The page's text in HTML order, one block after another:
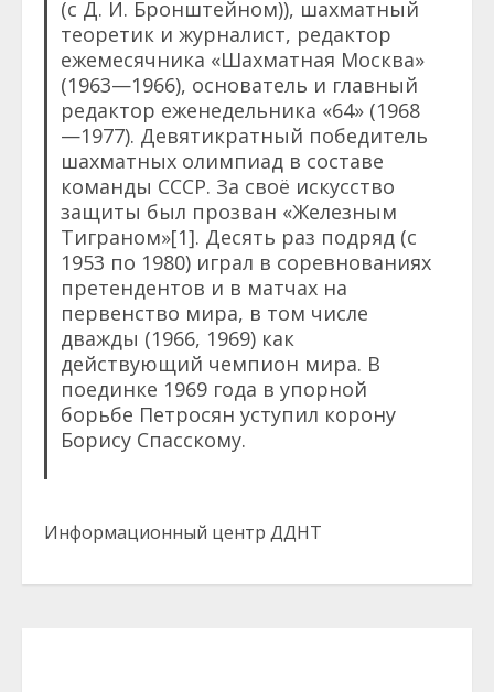
(с Д. И. Бронштейном)), шахматный
теоретик и журналист, редактор
ежемесячника «Шахматная Москва»
(1963—1966), основатель и главный
редактор еженедельника «64» (1968
—1977). Девятикратный победитель
шахматных олимпиад в составе
команды СССР. За своё искусство
защиты был прозван «Железным
Тиграном»[1]. Десять раз подряд (с
1953 по 1980) играл в соревнованиях
претендентов и в матчах на
первенство мира, в том числе
дважды (1966, 1969) как
действующий чемпион мира. В
поединке 1969 года в упорной
борьбе Петросян уступил корону
Борису Спасскому.
Информационный центр ДДНТ